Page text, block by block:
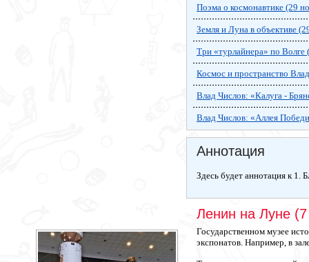
Поэма о космонавтике (29
Земля и Луна в объективе
Три «турлайнера» по Волге
Космос и пространство
Влад Числов: «Калуга -
Влад Числов: «Аллея
Аннотация
Здесь будет аннотация к 1.
Ленин на Луне
Государственном музее
экспонатов. Например, в